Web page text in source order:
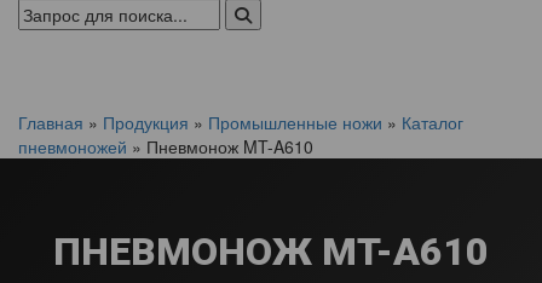
Главная » Продукция » Промышленные ножи » Каталог
пневмоножей » Пневмонож MT-A610
ПНЕВМОНОЖ MT-A610